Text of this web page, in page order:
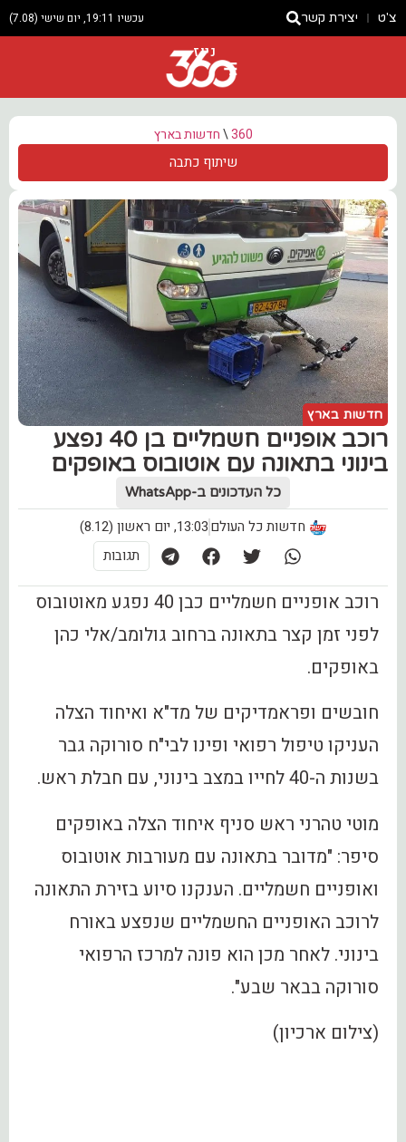
צ'ט יצירת קשר עכשיו 19:11, יום שישי (7.08)
ניוז
360
\חדשות בארץ
שיתוף כתבה
חדשות בארץ
רוכב אופניים חשמליים בן 40 נפצע
בינוני בתאונה עם אוטובוס באופקים
כל העדכונים ב-WhatsApp
חדשות כל העולם13:03, יום ראשון (8.12)
תגובות
רוכב אופניים חשמליים כבן 40 נפגע מאוטובוס
לפני זמן קצר בתאונה ברחוב גולומב/אלי כהן
באופקים.
חובשים ופראמדיקים של מד"א ואיחוד הצלה
העניקו טיפול רפואי ופינו לבי"ח סורוקה גבר
בשנות ה-40 לחייו במצב בינוני, עם חבלת ראש.
מוטי טהרני ראש סניף איחוד הצלה באופקים
סיפר: "מדובר בתאונה עם מעורבות אוטובוס
ואופניים חשמליים. הענקנו סיוע בזירת התאונה
לרוכב האופניים החשמליים שנפצע באורח
בינוני. לאחר מכן הוא פונה למרכז הרפואי
סורוקה בבאר שבע".
(צילום ארכיון)